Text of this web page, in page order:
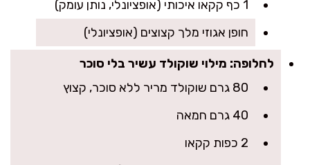
1 כף קקאו איכותי (אופציונלי, נותן עומק)
חופן אגוזי מלך קצוצים (אופציונלי)
לחלופה: מילוי שוקולד עשיר בלי סוכר
80 גרם שוקולד מריר ללא סוכר, קצוץ
40 גרם חמאה
2 כפות קקאו